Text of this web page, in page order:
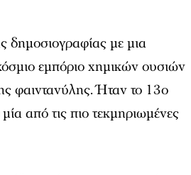
δημοσιογραφίας με μια
εμπόριο χημικών ουσιών
φαιντανύλης. Ήταν το 13ο
από τις πιο τεκμηριωμένες